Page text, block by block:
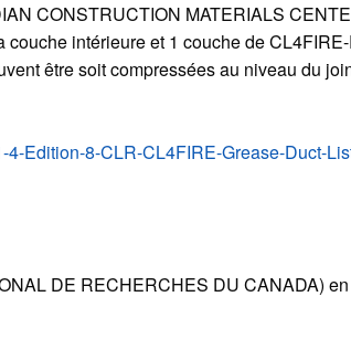
CONSTRUCTION MATERIALS
intérieure et 1 couche de
être soit compressées au niveau du
Edition-8-CLR-CL4FIRE-Grease-Duct-
DE RECHERCHES DU CANADA)